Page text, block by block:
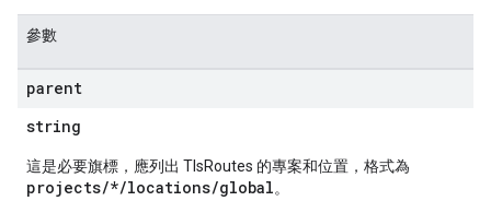
參數
parent
string
這是必要旗標，應列出 TlsRoutes 的專案和位置，格式為
projects/*/locations/global。